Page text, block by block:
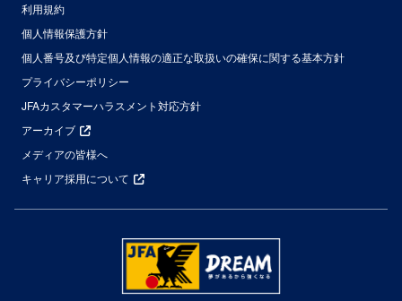
利用規約
個人情報保護方針
個人番号及び特定個人情報の適正な取扱いの確保に関する基本方針
プライバシーポリシー
JFAカスタマーハラスメント対応方針
アーカイブ
メディアの皆様へ
キャリア採用について